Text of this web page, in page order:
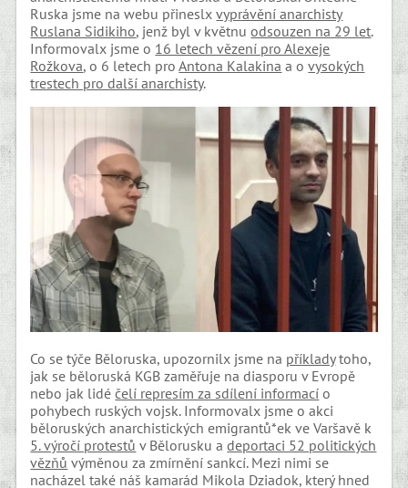
Ruska jsme na webu přineslxvyprávění anarchisty
Ruslana Sidikiho, jenž byl v květnuodsouzen na 29 let.
Informovalx jsme o 16 letech vězení pro Alexeje
Rožkova, o 6 letech proAntona Kalakina a ovysokých
trestech pro další anarchisty.
Co se týče Běloruska, upozornilx jsme na příkladytoho,
jak se běloruská KGB zaměřuje na diasporu v Evropě
nebo jak lidéčelí represím za sdílení informací o
pohybech ruských vojsk. Informovalx jsme o akci
běloruských anarchistických emigrantů*ek ve Varšavě k
5. výročí protestů v Bělorusku adeportaci 52 politických
vězňů výměnou za zmírnění sankcí. Mezi nimi se
nacházel také náš kamarád Mikola Dziadok, který hned